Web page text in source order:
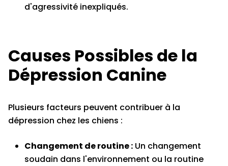
d'agressivité inexpliqués.
Causes Possibles de la
Dépression Canine
Plusieurs facteurs peuvent contribuer à la
dépression chez les chiens :
Changement de routine : Un changement
soudain dans l'environnement ou la routine